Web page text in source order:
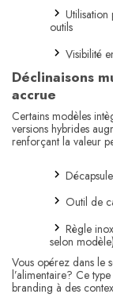
Utilisation
outils
Visibilité
Déclinaisons
accrue
Certains modèles
versions hybrides
renforçant la valeur
Outil de
Règle
selon modèle)
Vous opérez dans le
l’alimentaire? Ce
branding à des